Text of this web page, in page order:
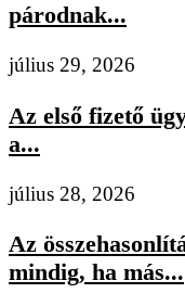
párodnak...
július 29, 2026
Az első fizető
a...
július 28, 2026
Az
mindig, ha más...